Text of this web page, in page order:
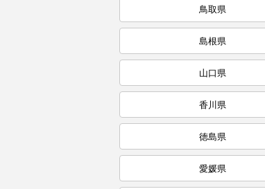
鳥取県
島根県
山口県
香川県
徳島県
愛媛県